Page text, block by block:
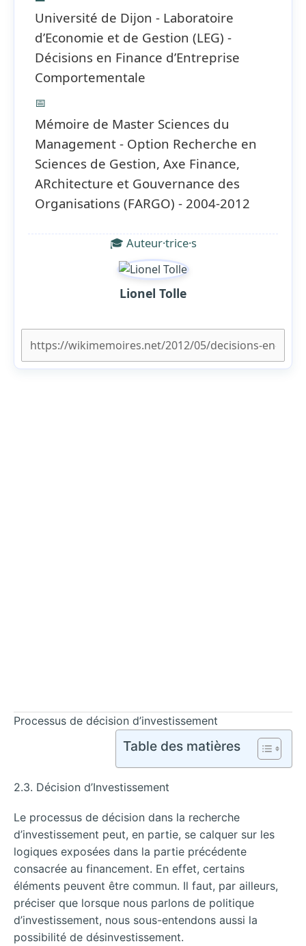
Université de Dijon - Laboratoire
d’Economie et de Gestion (LEG) -
Décisions en Finance d’Entreprise
Comportementale
📅
Mémoire de Master Sciences du
Management - Option Recherche en
Sciences de Gestion, Axe Finance,
ARchitecture et Gouvernance des
Organisations (FARGO) - 2004-2012
🎓 Auteur·trice·s
Lionel Tolle
Processus de décision d’investissement
Table des matières
2.3. Décision d’Investissement
Le processus de décision dans la recherche
d’investissement peut, en partie, se calquer sur les
logiques exposées dans la partie précédente
consacrée au financement. En effet, certains
éléments peuvent être commun. Il faut, par ailleurs,
préciser que lorsque nous parlons de politique
d’investissement, nous sous-entendons aussi la
possibilité de désinvestissement.